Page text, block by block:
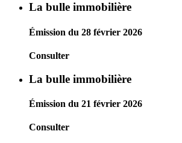
La bulle immobilière
Émission du 28 février 2026
Consulter
La bulle immobilière
Émission du 21 février 2026
Consulter